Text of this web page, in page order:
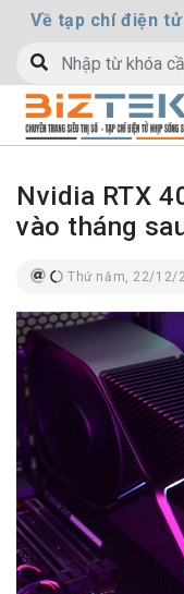
Về tạp chí điện
Nvidia RTX
vào tháng
Thứ năm, 22/12/